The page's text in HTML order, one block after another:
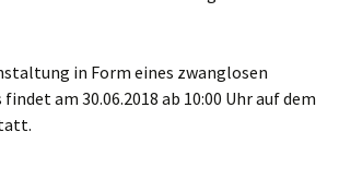
in Form eines zwanglosen
am 30.06.2018 ab 10:00 Uhr auf dem